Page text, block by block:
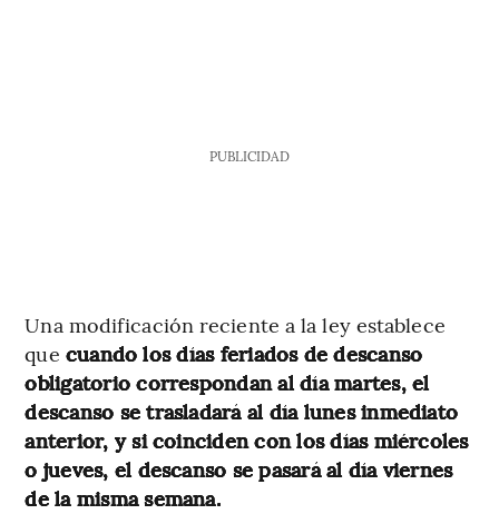
PUBLICIDAD
Una modificación reciente a la ley establece
que cuando los días feriados de descanso
obligatorio correspondan al día martes, el
descanso se trasladará al día lunes inmediato
anterior, y si coinciden con los días miércoles
o jueves, el descanso se pasará al día viernes
de la misma semana.